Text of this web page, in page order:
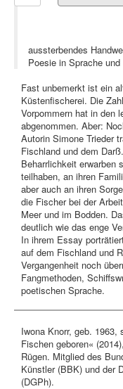
aussterbendes
Poesie in Sprache
Fast unbemerkt ist ein
Küstenfischerei. Die
Vorpommern hat in den
abgenommen. Aber:
Autorin Simone Trieder
Fischland und dem
Beharrlichkeit erwarben
teilhaben, an ihren
aber auch an ihren
die Fischer bei der
Meer und im Bodden.
deutlich wie das enge
In ihrem Essay
auf dem Fischland und
Vergangenheit noch
Fangmethoden,
poetischen Sprache.
Iwona Knorr, geb.
Fischen geboren«
Rügen. Mitglied des
Künstler (BBK) und der
(DGPh).